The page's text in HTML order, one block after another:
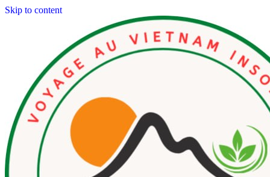
Skip to content